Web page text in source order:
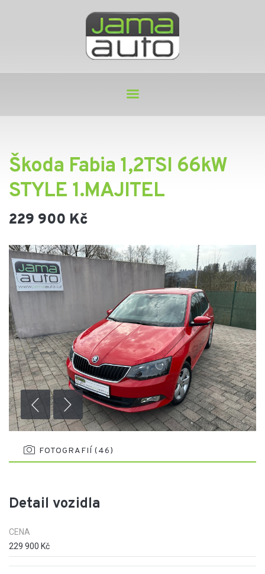
Škoda Fabia 1,2TSI 66kW
STYLE 1.MAJITEL
229 900 Kč
FOTOGRAFIÍ (46)
Detail vozidla
CENA
229 900 Kč